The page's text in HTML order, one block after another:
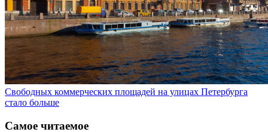
Свободных коммерческих площадей на улицах Петербурга
стало больше
Самое читаемое